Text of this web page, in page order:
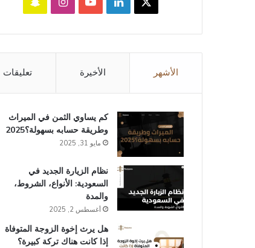
الأشهر الأخيرة تعليقات
كم يساوي الثمن في الميراث​
وطريقة حسابه بسهولة؟2025
مايو 31, 2025
نظام الزيارة الجديد في
السعودية: الأنواع، الشروط،
والمدة
أغسطس 2, 2025
هل يرث إخوة الزوجة المتوفاة
إذا كانت هناك تركة كبيرة؟